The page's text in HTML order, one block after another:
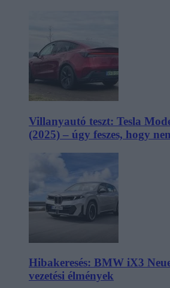
Villanyautó teszt: Tesla
(2025) – úgy feszes, hogy
Hibakeresés: BMW iX3
vezetési élmények